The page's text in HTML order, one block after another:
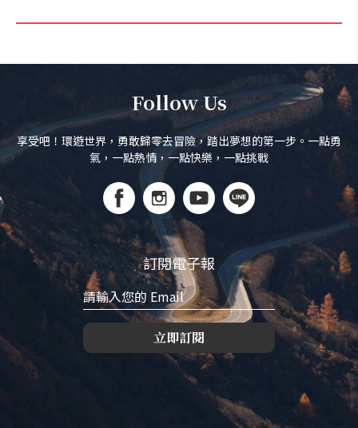
Follow Us
享受吧！環遊世界，勇敢歸零去冒險，踏出夢想的第一步。一點勇
氣，一點熱情，一點快樂，一點挑戰
訂閱電子報
立即訂閱